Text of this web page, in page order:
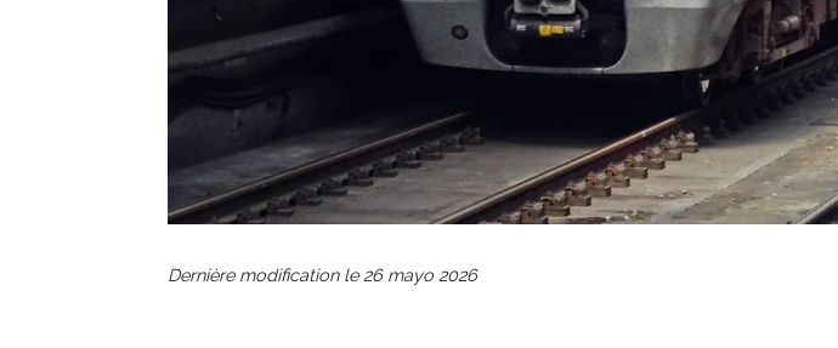
Dernière modification le 26 mayo 2026